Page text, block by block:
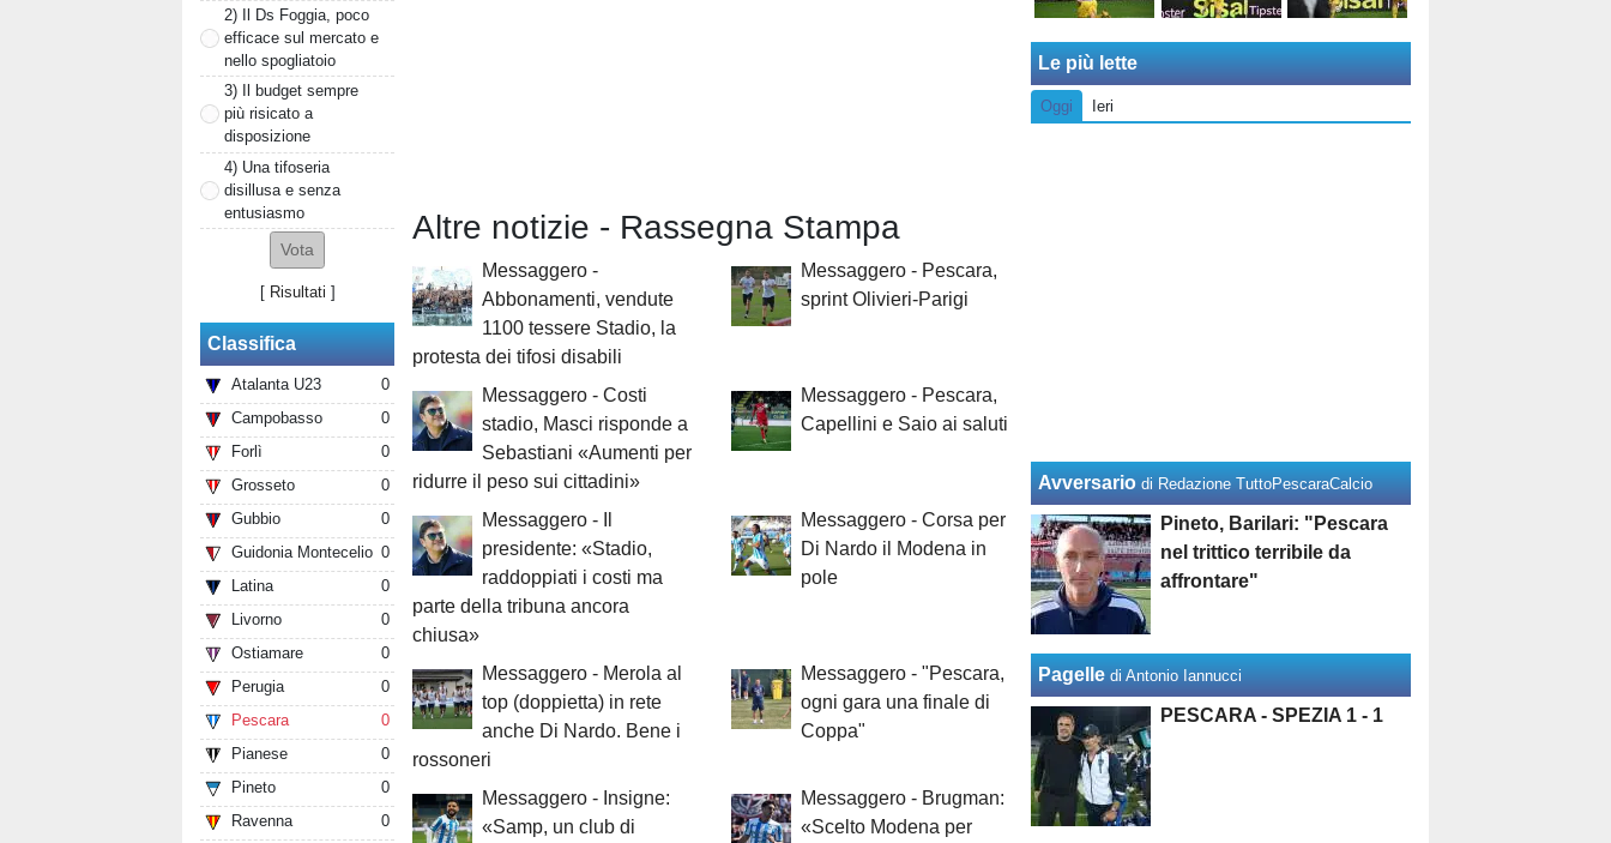
2) Il Ds Foggia, poco
efficace sul mercato e
nello spogliatoio
3) Il budget sempre
più risicato a
disposizione
4) Una tifoseria
disillusa e senza
entusiasmo
[ Risultati ]
Classifica
Atalanta U23
0
Campobasso
0
Forlì
0
Grosseto
0
Gubbio
0
Guidonia Montecelio 0
Latina
0
Livorno
0
Ostiamare
0
Perugia
0
Pescara
0
Pianese
0
Pineto
0
Ravenna
0
Altre notizie - Rassegna Stampa
Messaggero -
Abbonamenti, vendute
1100 tessere Stadio, la
protesta dei tifosi disabili
Messaggero - Pescara,
sprint Olivieri-Parigi
Messaggero - Costi
stadio, Masci risponde a
Sebastiani «Aumenti per
ridurre il peso sui cittadini»
Messaggero - Pescara,
Capellini e Saio ai saluti
Messaggero - Il
presidente: «Stadio,
raddoppiati i costi ma
parte della tribuna ancora
chiusa»
Messaggero - Corsa per
Di Nardo il Modena in
pole
Messaggero - Merola al
top (doppietta) in rete
anche Di Nardo. Bene i
rossoneri
Messaggero - "Pescara,
ogni gara una finale di
Coppa"
Messaggero - Insigne:
«Samp, un club di
Messaggero - Brugman:
«Scelto Modena per
Le più lette
Oggi Ieri
Avversario di Redazione TuttoPescaraCalcio
Pineto, Barilari: "Pescara
nel trittico terribile da
affrontare"
Pagelle di Antonio Iannucci
PESCARA - SPEZIA 1 - 1